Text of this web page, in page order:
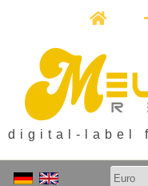
digital-label